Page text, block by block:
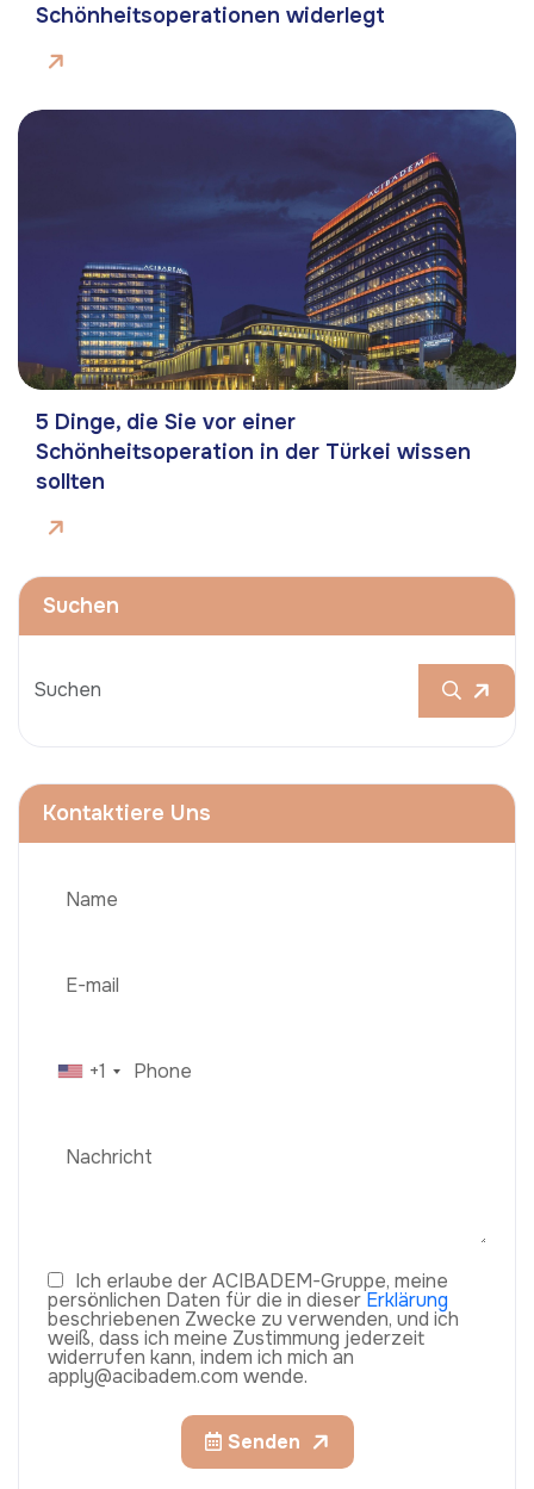
Schönheitsoperationen widerlegt
5 Dinge, die Sie vor einer
Schönheitsoperation in der Türkei wissen
sollten
Suchen
Kontaktiere Uns
+1
Ich erlaube der ACIBADEM-Gruppe, meine
persönlichen Daten für die in dieser Erklärung
beschriebenen Zwecke zu verwenden, und ich
weiß, dass ich meine Zustimmung jederzeit
widerrufen kann, indem ich mich an
apply@acibadem.com wende.
Senden